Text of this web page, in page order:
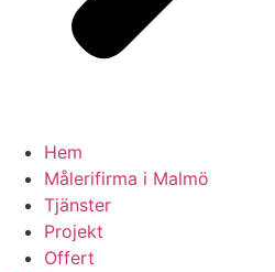
Hem
Målerifirma i Malmö
Tjänster
Projekt
Offert